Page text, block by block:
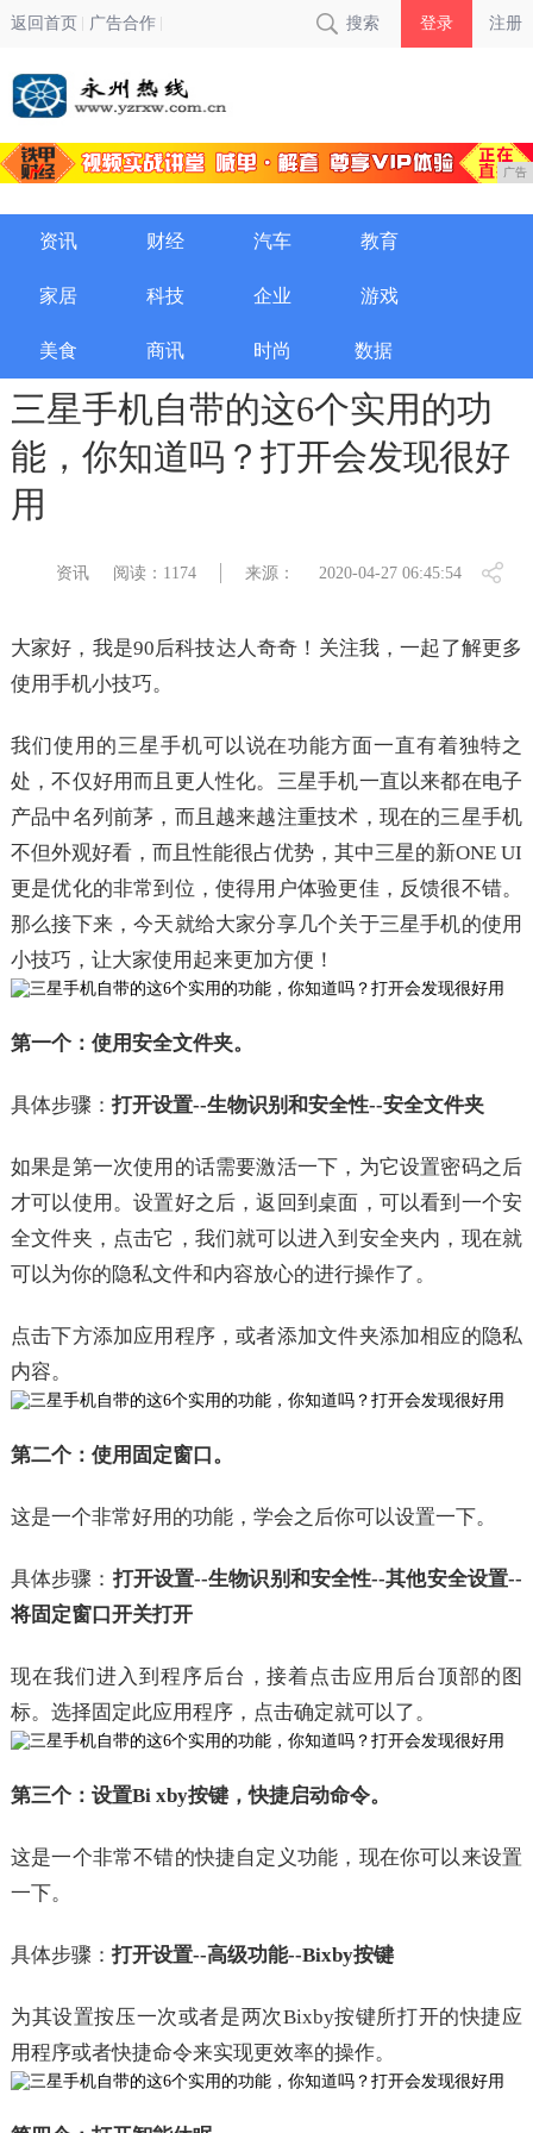
返回首页 广告合作 搜索 登录 注册
广告
资讯 财经 汽车 教育
家居 科技 企业 游戏
美食 商讯 时尚 数据
三星手机自带的这6个实用的功
能，你知道吗？打开会发现很好
用
资讯 阅读：1174 来源： 2020-04-27 06:45:54
大家好，我是90后科技达人奇奇！关注我，一起了解更多
使用手机小技巧。
我们使用的三星手机可以说在功能方面一直有着独特之
处，不仅好用而且更人性化。三星手机一直以来都在电子
产品中名列前茅，而且越来越注重技术，现在的三星手机
不但外观好看，而且性能很占优势，其中三星的新ONE UI
更是优化的非常到位，使得用户体验更佳，反馈很不错。
那么接下来，今天就给大家分享几个关于三星手机的使用
小技巧，让大家使用起来更加方便！
第一个：使用安全文件夹。
具体步骤： 打开设置--生物识别和安全性--安全文件夹
如果是第一次使用的话需要激活一下，为它设置密码之后
才可以使用。设置好之后，返回到桌面，可以看到一个安
全文件夹，点击它，我们就可以进入到安全夹内，现在就
可以为你的隐私文件和内容放心的进行操作了。
点击下方添加应用程序，或者添加文件夹添加相应的隐私
内容。
第二个：使用固定窗口。
这是一个非常好用的功能，学会之后你可以设置一下。
具体步骤： 打开设置--生物识别和安全性--其他安全设置--
将固定窗口开关打开
现在我们进入到程序后台，接着点击应用后台顶部的图
标。选择固定此应用程序，点击确定就可以了。
第三个：设置Bi xby按键，快捷启动命令。
这是一个非常不错的快捷自定义功能，现在你可以来设置
一下。
具体步骤： 打开设置--高级功能--Bixby按键
为其设置按压一次或者是两次Bixby按键所打开的快捷应
用程序或者快捷命令来实现更效率的操作。